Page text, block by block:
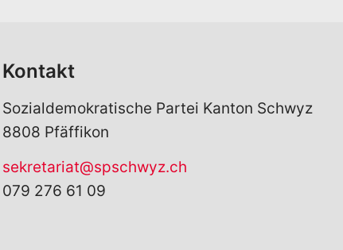
Kontakt
Sozialdemokratische Partei Kanton Schwyz
8808 Pfäffikon
sekretariat@spschwyz.ch
079 276 61 09